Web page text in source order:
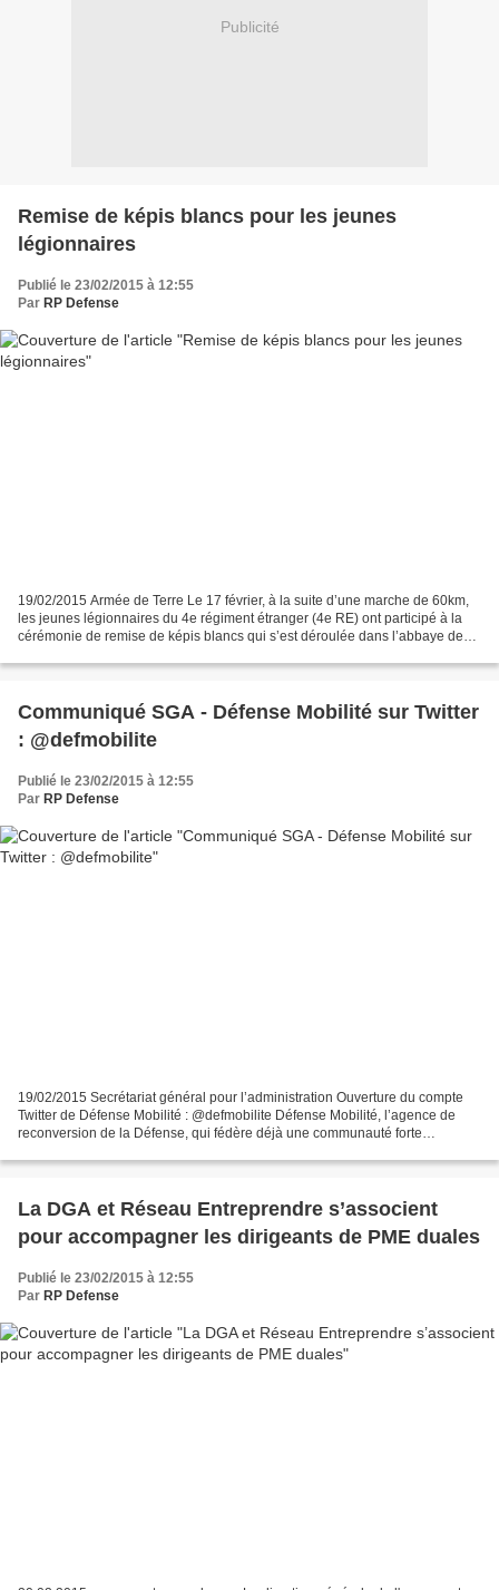
Publicité
Remise de képis blancs pour les jeunes
légionnaires
Publié le 23/02/2015 à 12:55
Par RP Defense
19/02/2015 Armée de Terre Le 17 février, à la suite d’une marche de 60km,
les jeunes légionnaires du 4e régiment étranger (4e RE) ont participé à la
cérémonie de remise de képis blancs qui s’est déroulée dans l’abbaye de
Communiqué SGA - Défense Mobilité sur Twitter
: @defmobilite
Publié le 23/02/2015 à 12:55
Par RP Defense
19/02/2015 Secrétariat général pour l’administration Ouverture du compte
Twitter de Défense Mobilité : @defmobilite Défense Mobilité, l’agence de
reconversion de la Défense, qui fédère déjà une communauté forte
La DGA et Réseau Entreprendre s’associent
pour accompagner les dirigeants de PME duales
Publié le 23/02/2015 à 12:55
Par RP Defense